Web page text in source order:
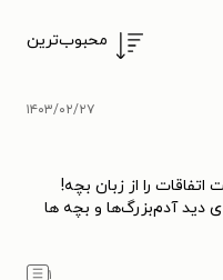
محبوب‌ترین
۱۴۰۳/۰۲/۲۷
را از زبان بچه!
دید آدم‌بزرگ‌ها و بچه ها
۱